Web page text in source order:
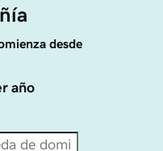
desde
año